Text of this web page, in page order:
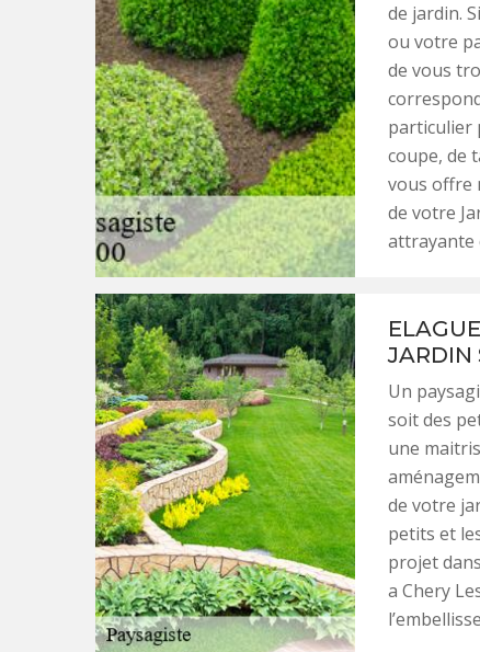
de jardin.
ou votre
de vous
particulier
coupe, de
vous offre
de votre
attrayante
JARDIN
Un
soit des
une
de votre
petits et
projet
a Chery